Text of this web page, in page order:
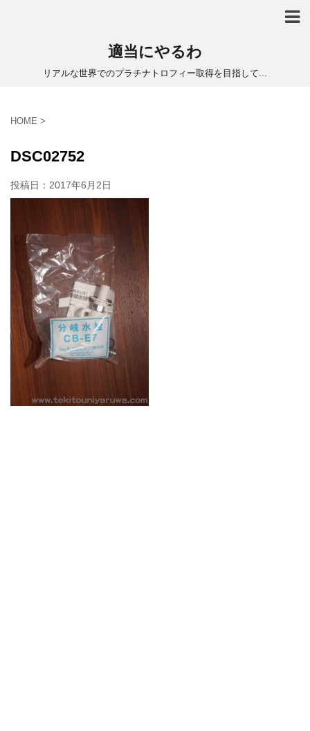
適当にやるわ
リアルな世界でのプラチナトロフィー取得を目指して...
HOME >
DSC02752
投稿日： 2017年6月2日